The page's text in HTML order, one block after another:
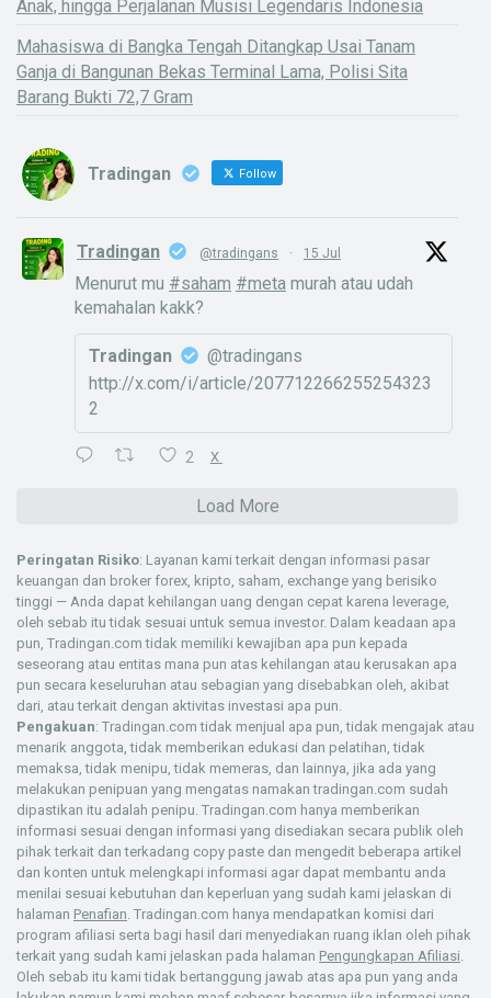
Anak, hingga Perjalanan Musisi Legendaris Indonesia
Mahasiswa di Bangka Tengah Ditangkap Usai Tanam
Ganja di Bangunan Bekas Terminal Lama, Polisi Sita
Barang Bukti 72,7 Gram
Tradingan Follow
Tradingan @tradingans · 15 Jul
Menurut mu #saham #meta murah atau udah
kemahalan kakk?
Tradingan
@tradingans
http://x.com/i/article/207712266255254323
2
2 X
Load More
Peringatan Risiko: Layanan kami terkait dengan informasi pasar
keuangan dan broker forex, kripto, saham, exchange yang berisiko
tinggi — Anda dapat kehilangan uang dengan cepat karena leverage,
oleh sebab itu tidak sesuai untuk semua investor. Dalam keadaan apa
pun, Tradingan.com tidak memiliki kewajiban apa pun kepada
seseorang atau entitas mana pun atas kehilangan atau kerusakan apa
pun secara keseluruhan atau sebagian yang disebabkan oleh, akibat
dari, atau terkait dengan aktivitas investasi apa pun.
Pengakuan: Tradingan.com tidak menjual apa pun, tidak mengajak atau
menarik anggota, tidak memberikan edukasi dan pelatihan, tidak
memaksa, tidak menipu, tidak memeras, dan lainnya, jika ada yang
melakukan penipuan yang mengatas namakan tradingan.com sudah
dipastikan itu adalah penipu. Tradingan.com hanya memberikan
informasi sesuai dengan informasi yang disediakan secara publik oleh
pihak terkait dan terkadang copy paste dan mengedit beberapa artikel
dan konten untuk melengkapi informasi agar dapat membantu anda
menilai sesuai kebutuhan dan keperluan yang sudah kami jelaskan di
halaman Penafian. Tradingan.com hanya mendapatkan komisi dari
program afiliasi serta bagi hasil dari menyediakan ruang iklan oleh pihak
terkait yang sudah kami jelaskan pada halaman Pengungkapan Afiliasi.
Oleh sebab itu kami tidak bertanggung jawab atas apa pun yang anda